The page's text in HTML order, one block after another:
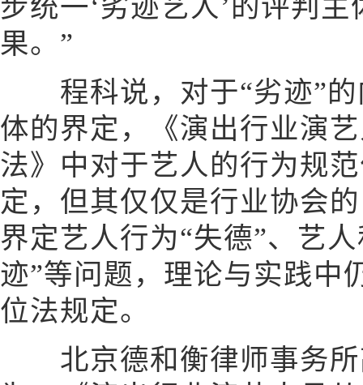
步统一‘劣迹艺人’的评判
果。”
程科说，对于“劣迹”的
体的界定，《演出行业演
法》中对于艺人的行为规
定，但其仅仅是行业协会
界定艺人行为“失德”、艺
迹”等问题，理论与实践中
位法规定。
北京德和衡律师事务所